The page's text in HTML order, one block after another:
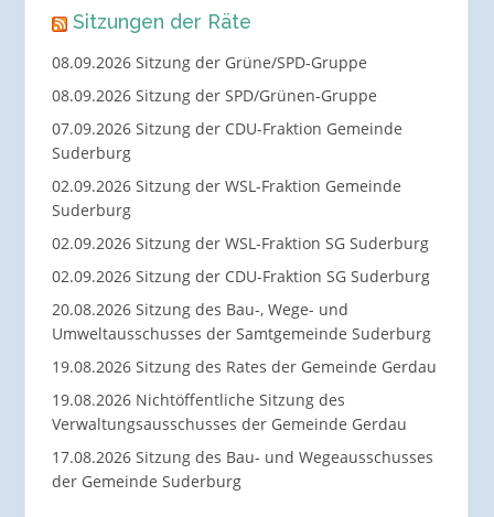
Sitzungen der Räte
08.09.2026 Sitzung der Grüne/SPD-Gruppe
08.09.2026 Sitzung der SPD/Grünen-Gruppe
07.09.2026 Sitzung der CDU-Fraktion Gemeinde
Suderburg
02.09.2026 Sitzung der WSL-Fraktion Gemeinde
Suderburg
02.09.2026 Sitzung der WSL-Fraktion SG Suderburg
02.09.2026 Sitzung der CDU-Fraktion SG Suderburg
20.08.2026 Sitzung des Bau-, Wege- und
Umweltausschusses der Samtgemeinde Suderburg
19.08.2026 Sitzung des Rates der Gemeinde Gerdau
19.08.2026 Nichtöffentliche Sitzung des
Verwaltungsausschusses der Gemeinde Gerdau
17.08.2026 Sitzung des Bau- und Wegeausschusses
der Gemeinde Suderburg